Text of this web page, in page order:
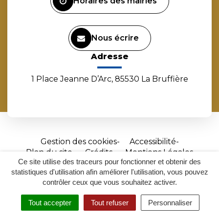
Ce site utilise des traceurs pour fonctionner et obtenir des
statistiques d'utilisation afin améliorer l'utilisation, vous pouvez
contrôler ceux que vous souhaitez activer.
Tout accepter Tout refuser Personnaliser
RECHERCHER
ACCESSIBILITÉ
Nous écrire
Adresse
1 Place Jeanne D’Arc, 85530 La Bruffière
Gestion des cookies
Accessibilité
Plan du site
Crédits
Mentions Légales
Site
réalisé
par
Inovagora